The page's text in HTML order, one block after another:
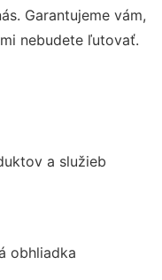
Garantujeme vám,
nebudete ľutovať.
a služieb
obhliadka